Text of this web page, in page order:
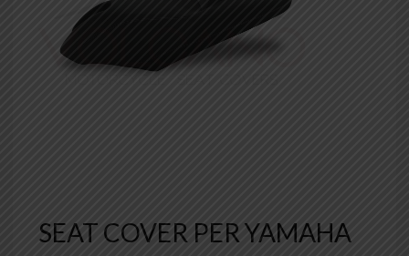
SEAT COVER PER YAMAHA